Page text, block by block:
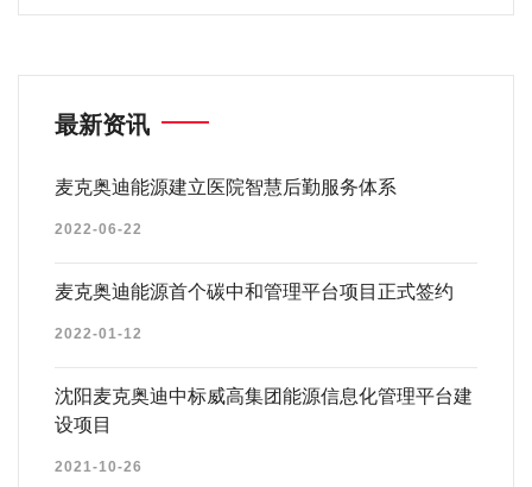
最新资讯
麦克奥迪能源建立医院智慧后勤服务体系
2022-06-22
麦克奥迪能源首个碳中和管理平台项目正式签约
2022-01-12
沈阳麦克奥迪中标威高集团能源信息化管理平台建
设项目
2021-10-26